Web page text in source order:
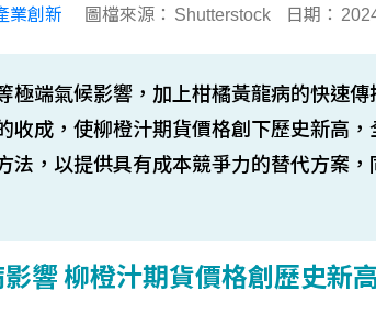
業創新 圖檔來源： Shutterstock 日期：
極端氣候影響，加上柑橘黃龍病的快速
收成，使柳橙汁期貨價格創下歷史新高，
法，以提供具有成本競爭力的替代方案
響 柳橙汁期貨價格創歷史新